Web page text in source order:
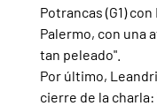
Potrancas (G1)
Palermo, con una
tan peleado".
Por último,
cierre de la